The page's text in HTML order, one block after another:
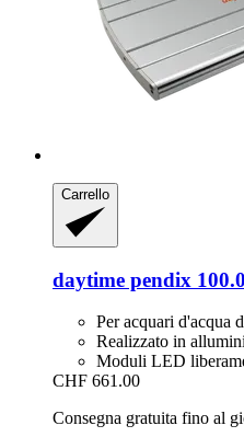
Carrello
daytime pendix 100.0
Per acquari d'acqua
Realizzato in
Moduli LED
CHF 661.00
Consegna gratuita fino al